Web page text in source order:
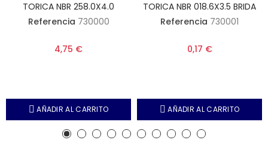
TORICA NBR 258.0X4.0
Referencia 730000
4,75 €
AÑADIR AL CARRITO
TORICA NBR 018.6X3.5 BRIDA
Referencia 730001
0,17 €
AÑADIR AL CARRITO